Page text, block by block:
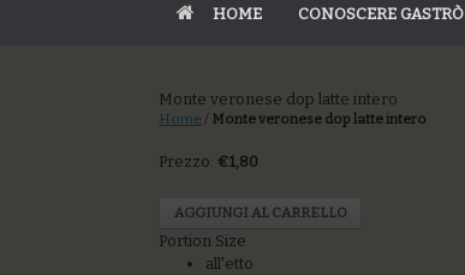
HOME CONOSCERE GASTRÒ
Monte veronese dop latte intero
Home / Monte veronese dop latte intero
Prezzo: €1,80
AGGIUNGI AL CARRELLO
Portion Size
all'etto